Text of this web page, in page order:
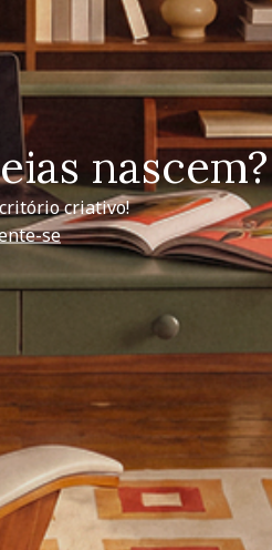
nascem?
criativo!
se